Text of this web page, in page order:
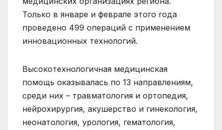
Только в январе и феврале этого года
проведено 499 операций с применением
инновационных технологий.
Высокотехнологичная медицинская
помощь оказывалась по 13 направлениям,
среди них – травматология и ортопедия,
нейрохирургия, акушерство и гинекология,
неонатология, урология, гематология,